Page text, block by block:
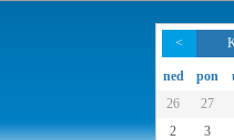
<
ned pon
26
27
2
3